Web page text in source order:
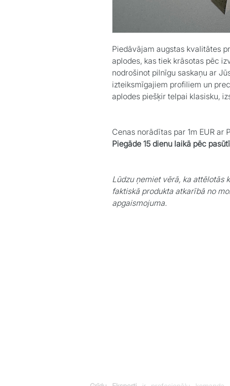
Piedāvājam augstas kvalitātes
aplodes, kas tiek krāsotas pēc
nodrošinot pilnīgu saskaņu ar
izteiksmīgajiem profiliem un
aplodes piešķir telpai klasisku,
Cenas norādītas par 1m EUR ar
Piegāde 15 dienu laikā pēc
Lūdzu ņemiet vērā, ka attēlotās
faktiskā produkta atkarībā no
apgaismojuma.